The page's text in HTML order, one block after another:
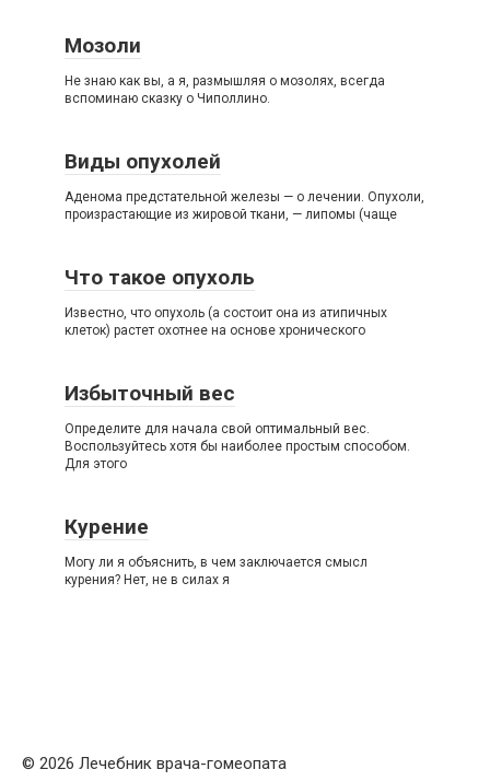
Мозоли
Не знаю как вы, а я, размышляя о мозолях, всегда
вспоминаю сказку о Чиполлино.
Виды опухолей
Аденома предстательной железы — о лечении. Опухоли,
произрастающие из жировой ткани, — липомы (чаще
Что такое опухоль
Известно, что опухоль (а состоит она из атипичных
клеток) растет охотнее на основе хронического
Избыточный вес
Определите для начала свой оптимальный вес.
Воспользуйтесь хотя бы наиболее простым способом.
Для этого
Курение
Могу ли я объяснить, в чем заключается смысл
курения? Нет, не в силах я
© 2026 Лечебник врача-гомеопата